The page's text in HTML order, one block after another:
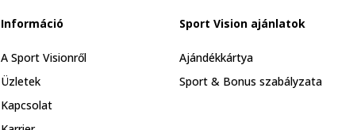
Információ
A Sport Visionről
Üzletek
Kapcsolat
Sport Vision ajánlatok
Ajándékkártya
Sport & Bonus szabályzata